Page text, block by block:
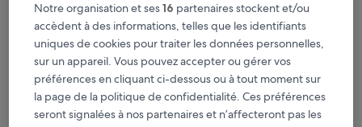
Radisson Blu Plaza Hotel, Oslo
Radisson Blu Plaza Hotel, Oslo
Hébergement
4.0 étoiles
À 40,6 km de : Musée Kistefos-Museet
8.8
sur
10,
8,8/10 Excellent (4 687 avis)
Le
nouveau
178 €
Notre organisation et ses16 partenaires stockent et/ou
accèdent à des informations, telles que les identifiants
uniques de cookies pour traiter les données personnelles,
sur un appareil. Vous pouvez accepter ou gérer vos
préférences en cliquant ci-dessous ou à tout moment sur
la page de la politique de confidentialité. Ces préférences
seront signalées à nos partenaires et n’affecteront pas les